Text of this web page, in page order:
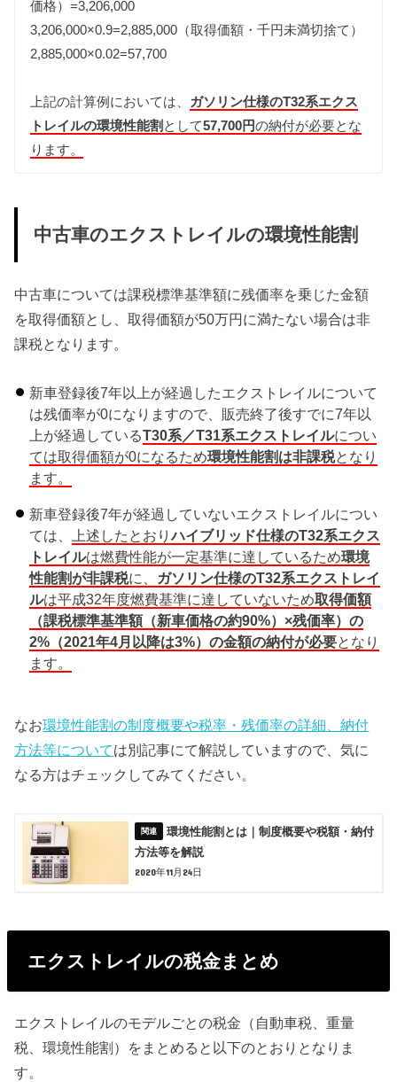
価格）=3,206,000
3,206,000×0.9=2,885,000（取得価額・千円未満切捨て）
2,885,000×0.02=57,700
上記の計算例においては、 ガソリン仕様のT32系エクス
トレイルの環境性能割 として57,700円の納付が必要とな
ります。
中古車のエクストレイルの環境性能割
中古車については課税標準基準額に残価率を乗じた金額
を取得価額とし、取得価額が50万円に満たない場合は非
課税となります。
新車登録後7年以上が経過したエクストレイルについて
は残価率が0になりますので、販売終了後すでに7年以
上が経過しているT30系／T31系エクストレイルについ
ては取得価額が0になるため環境性能割は非課税となり
ます。
新車登録後7年が経過していないエクストレイルについ
ては、
上述したとおりハイブリッド仕様のT32系エクス
トレイルは燃費性能が一定基準に達しているため環境
性能割が非課税に、
ガソリン仕様のT32系エクストレイ
ルは平成32年度燃費基準に達していないため取得価額
（課税標準基準額（新車価格の約90%）×残価率）の
2%（2021年4月以降は3%）の金額の納付が必要となり
ます。
なお環境性能割の制度概要や税率・残価率の詳細、納付
方法等については別記事にて解説していますので、気に
なる方はチェックしてみてください。
環境性能割とは｜制度概要や税額・納付
方法等を解説
2020年11月24日
エクストレイルの税金まとめ
エクストレイルのモデルごとの税金（自動車税、重量
税、環境性能割）をまとめると以下のとおりとなりま
す。